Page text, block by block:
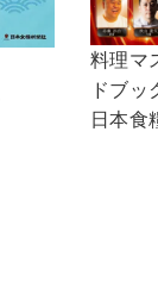
料理マ
ドブッ
日本食